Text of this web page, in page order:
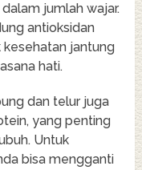
jumlah wajar.
antioksidan
jantung
hati.
dan telur juga
yang penting
Untuk
bisa mengganti